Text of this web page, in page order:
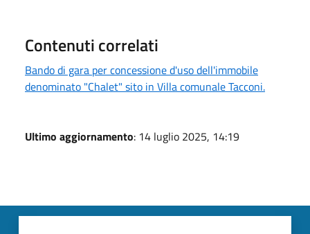
Contenuti correlati
Bando di gara per concessione d'uso dell'immobile
denominato "Chalet" sito in Villa comunale Tacconi.
Ultimo aggiornamento: 14 luglio 2025, 14:19